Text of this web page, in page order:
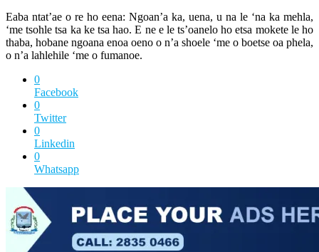
Eaba ntat’ae o re ho eena: Ngoan’a ka, uena, u na le ‘na ka mehla,
‘me tsohle tsa ka ke tsa hao. E ne e le ts’oanelo ho etsa mokete le ho
thaba, hobane ngoana enoa oeno o n’a shoele ‘me o boetse oa phela,
o n’a lahlehile ‘me o fumanoe.
0
Facebook
0
Twitter
0
Linkedin
0
Whatsapp